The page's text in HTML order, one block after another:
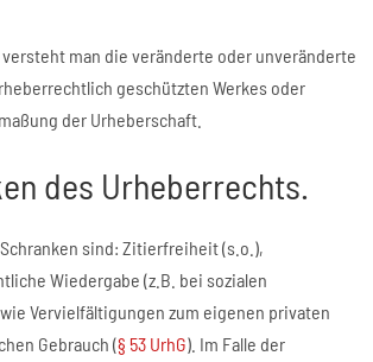
man die veränderte oder unveränderte
geschützten Werkes oder
der Urheberschaft.
des Urheberrechts.
sind: Zitierfreiheit (s.o.),
Wiedergabe (z.B. bei sozialen
Vervielfältigungen zum eigenen privaten
Gebrauch (§ 53 UrhG). Im Falle der